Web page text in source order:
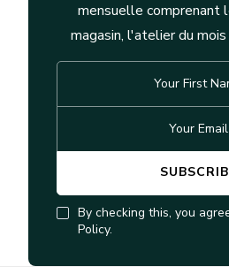
mensuelle comprenant
magasin, l'atelier du
By checking this, you
Policy.